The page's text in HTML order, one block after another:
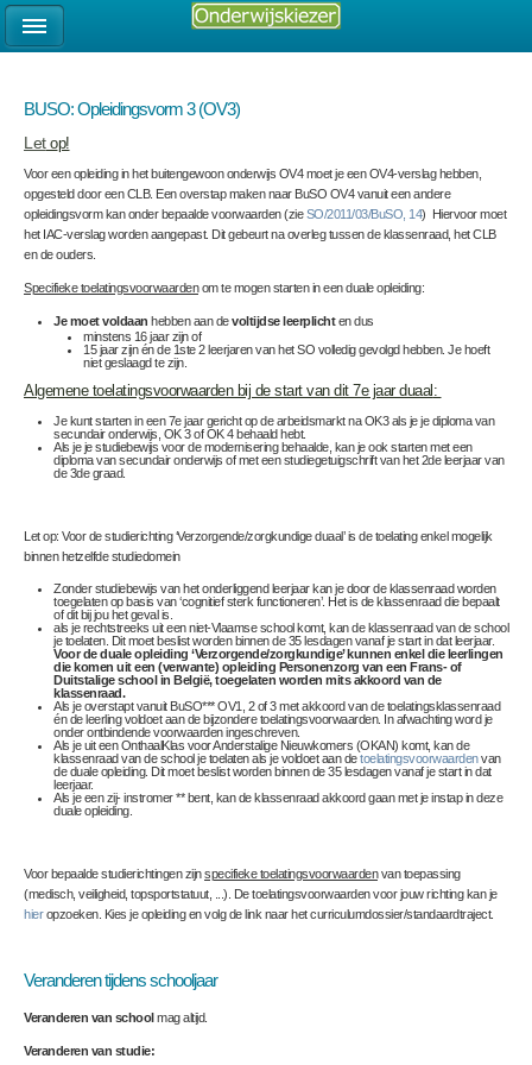
BUSO: Opleidingsvorm 3 (OV3)
Letop!
Voor een opleiding in het buitengewoon onderwijs OV4 moet je een OV4-verslag hebben,
opgesteld door een CLB. Een overstap maken naar BuSO OV4 vanuit een andere
opleidingsvorm kan onder bepaalde voorwaarden (zieSO/2011/03/BuSO, 14) Hiervoor moet
het IAC-verslag worden aangepast. Dit gebeurt na overleg tussen de klassenraad, het CLB
en de ouders.
Specifieke toelatingsvoorwaardenom te mogen starten in een duale opleiding:
Je moet voldaan hebben aan devoltijdse leerplicht en dus
minstens 16 jaar zijn of
15 jaar zijn én de 1ste2 leerjaren van het SO volledig gevolgd hebben. Je hoeft
niet geslaagd te zijn.
Algemene toelatingsvoorwaarden bij de start van dit 7e jaar duaal :
Je kunt starten in een 7e jaar gericht op de arbeidsmarkt na OK3 als je je diploma van
secundair onderwijs, OK 3 of OK 4 behaald hebt.
Als je je studiebewijs voor de modernisering behaalde, kan je ook starten met een
diploma van secundair onderwijs of met een studiegetuigschrift van het 2de leerjaar van
de 3de graad.
Let op: Voor de studierichting ‘Verzorgende/zorgkundige duaal’ is de toelating enkel mogelijk
binnen hetzelfde studiedomein
Zonder studiebewijs van het onderliggend leerjaar kan je door de klassenraad worden
toegelaten op basis van ‘cognitief sterk functioneren’. Het is de klassenraad die bepaalt
of dit bij jou het geval is.
als je rechtstreeks uit een niet-Vlaamse school komt, kan de klassenraad van de school
je toelaten. Dit moet beslist worden binnen de 35 lesdagen vanaf je start in dat leerjaar.
Voor de duale opleiding ‘Verzorgende/zorgkundige’ kunnen enkel die leerlingen
die komen uit een (verwante) opleiding Personenzorg van een Frans- of
Duitstalige school in België, toegelaten worden mits akkoord van de
klassenraad.
Als je overstapt vanuit BuSO*** OV1, 2 of 3 met akkoord van de toelatingsklassenraad
én de leerling voldoet aan de bijzondere toelatingsvoorwaarden. In afwachting word je
onder ontbindende voorwaarden ingeschreven.
Als je uit een OnthaalKlas voor Anderstalige Nieuwkomers (OKAN) komt, kan de
klassenraad van de school je toelatenals je voldoet aan detoelatingsvoorwaardenvan
de duale opleiding. Dit moet beslist worden binnen de 35 lesdagen vanaf je start in dat
leerjaar.
Als je een zij- instromer ** bent, kan de klassenraad akkoord gaan met je instap in deze
duale opleiding.
Voor bepaalde studierichtingen zijnspecifieke toelatingsvoorwaardenvan toepassing
(medisch, veiligheid, topsportstatuut, ...). De toelatingsvoorwaarden voor jouw richting kan je
hieropzoeken. Kies je opleiding en volg de link naar het curriculumdossier/standaardtraject.
Veranderen tijdens schooljaar
Veranderen van schoolmag altijd.
Veranderen van studie: